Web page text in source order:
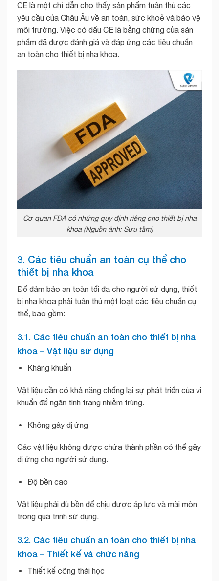
CE là một chỉ dẫn cho thấy sản phẩm tuân thủ các
yêu cầu của Châu Âu về an toàn, sức khoẻ và bảo vệ
môi trường. Việc có dấu CE là bằng chứng của sản
phẩm đã được đánh giá và đáp ứng các tiêu chuẩn
an toàn cho thiết bị nha khoa.
Cơ quan FDA có những quy định riêng cho thiết bị nha
khoa (Nguồn ảnh: Sưu tầm)
3. Các tiêu chuẩn an toàn cụ thể cho
thiết bị nha khoa
Để đảm bảo an toàn tối đa cho người sử dụng, thiết
bị nha khoa phải tuân thủ một loạt các tiêu chuẩn cụ
thể, bao gồm:
3.1. Các tiêu chuẩn an toàn cho thiết bị nha
khoa – Vật liệu sử dụng
Kháng khuẩn
Vật liệu cần có khả năng chống lại sự phát triển của vi
khuẩn để ngăn tình trạng nhiễm trùng.
Không gây dị ứng
Các vật liệu không được chứa thành phần có thể gây
dị ứng cho người sử dụng.
Độ bền cao
Vật liệu phải đủ bền để chịu được áp lực và mài mòn
trong quá trình sử dụng.
3.2. Các tiêu chuẩn an toàn cho thiết bị nha
khoa – Thiết kế và chức năng
Thiết kế công thái học